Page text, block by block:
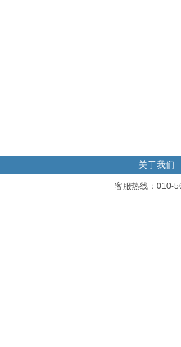
关于我们
客服热线：